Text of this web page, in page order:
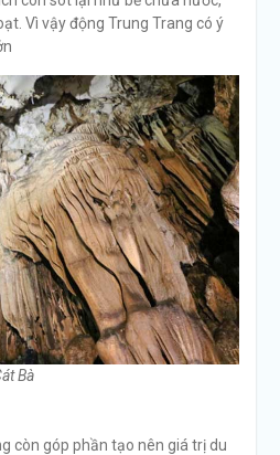
Vì vậy động Trung Trang có ý
Bà
còn góp phần tạo nên giá trị du